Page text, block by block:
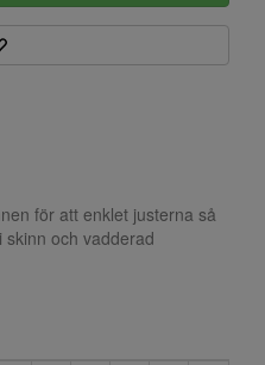
för att enklet justerna så
och vadderad